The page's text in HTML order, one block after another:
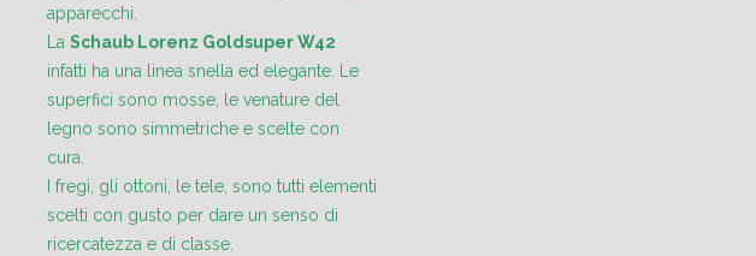
apparecchi.
La Schaub Lorenz Goldsuper W42
infatti ha una linea snella ed elegante. Le
superfici sono mosse, le venature del
legno sono simmetriche e scelte con
cura.
I fregi, gli ottoni, le tele, sono tutti elementi
scelti con gusto per dare un senso di
ricercatezza e di classe.